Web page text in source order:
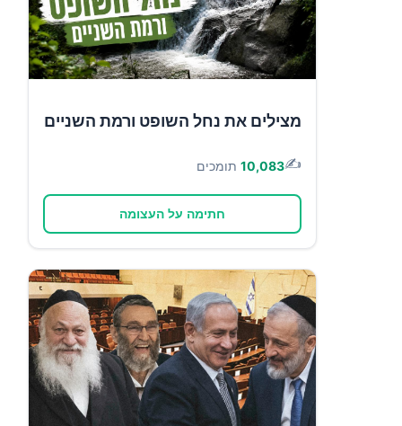
מצילים את נחל השופט ורמת השניים
✍️
10,083 תומכים
חתימה על העצומה